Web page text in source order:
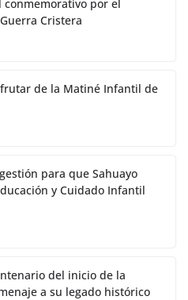
conmemorativo por el
Cristera
de la Matiné Infantil de
para que Sahuayo
y Cuidado Infantil
del inicio de la
a su legado histórico